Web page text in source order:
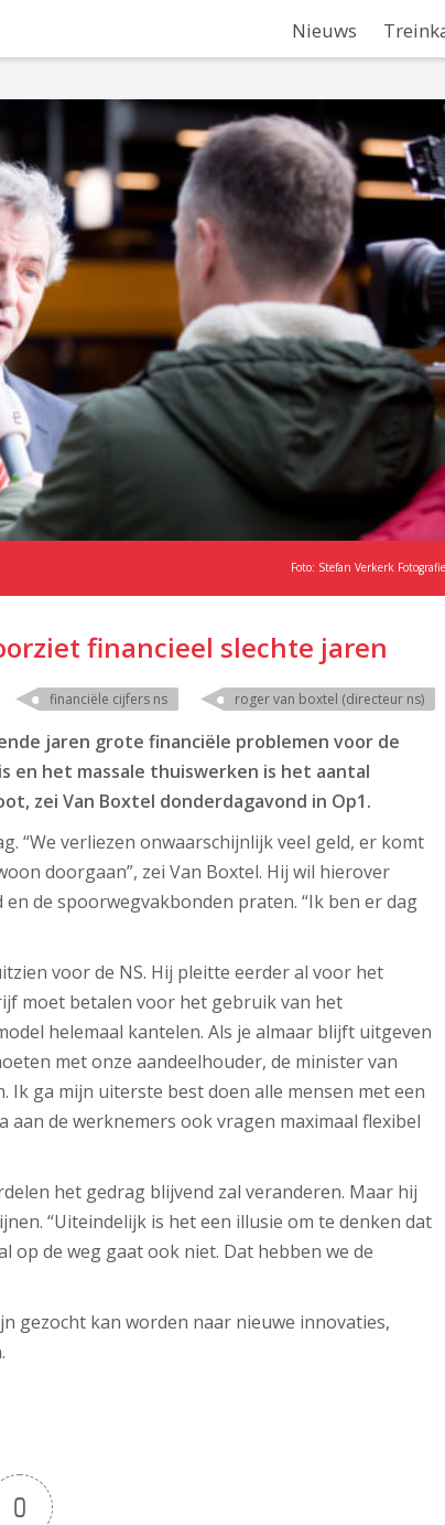
Nieuws
Foto: Stefan Verkerk Fotografie
financieel slechte jaren
financiële cijfers ns roger van boxtel (directeur ns)
jaren grote financiële problemen voor de
en het massale thuiswerken is het aantal
zei Van Boxtel donderdagavond in Op1.
“We verliezen onwaarschijnlijk veel geld, er komt
doorgaan”, zei Van Boxtel. Hij wil hierover
de spoorwegvakbonden praten. “Ik ben er dag
voor de NS. Hij pleitte eerder al voor het
moet betalen voor het gebruik van het
helemaal kantelen. Als je almaar blijft uitgeven
met onze aandeelhouder, de minister van
Ik ga mijn uiterste best doen alle mensen met een
de werknemers ook vragen maximaal flexibel
het gedrag blijvend zal veranderen. Maar hij
“Uiteindelijk is het een illusie om te denken dat
op de weg gaat ook niet. Dat hebben we de
gezocht kan worden naar nieuwe innovaties,
0